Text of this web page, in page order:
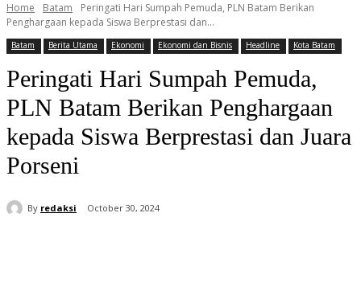
Home Batam
Peringati Hari Sumpah Pemuda, PLN Batam Berikan
Penghargaan kepada Siswa Berprestasi dan...
Batam Berita Utama Ekonomi Ekonomi dan Bisnis Headline Kota Batam
Peringati Hari Sumpah Pemuda,
PLN Batam Berikan Penghargaan
kepada Siswa Berprestasi dan Juara
Porseni
By redaksi October 30, 2024